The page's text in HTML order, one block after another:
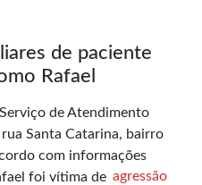
de paciente
Rafael
de Atendimento
Santa Catarina, bairro
com informações
foi vítima de agressão